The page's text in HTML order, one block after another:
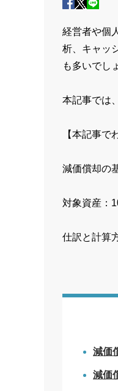
経営者や個
析、キャッ
も多いでし
本記事では
【本記事で
減価償却の
対象資産：
仕訳と計算
減価
減価